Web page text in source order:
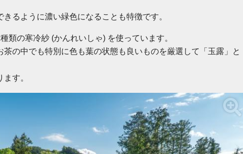
るように濃い緑色になることも特徴です。
類の寒冷紗 (かんれいしゃ) を使っています。
の中でも特別に色も葉の状態も良いものを厳選して「玉露」と
す。